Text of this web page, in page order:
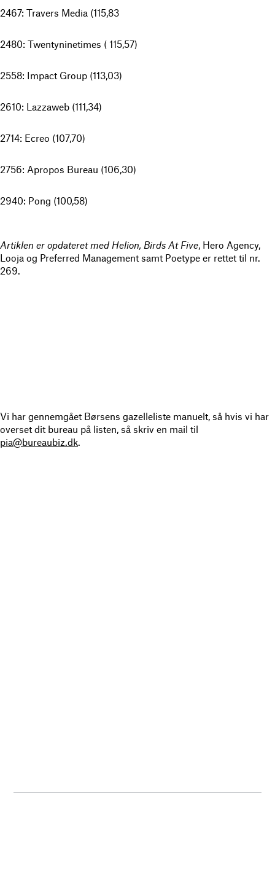
2467: Travers Media (115,83
2480: Twentyninetimes ( 115,57)
2558: Impact Group (113,03)
2610: Lazzaweb (111,34)
2714: Ecreo (107,70)
2756: Apropos Bureau (106,30)
2940: Pong (100,58)
Artiklen er opdateret med Helion, Birds At Five, Hero Agency,
Looja og Preferred Management samt Poetype er rettet til nr.
269.
Vi har gennemgået Børsens gazelleliste manuelt, så hvis vi har
overset dit bureau på listen, så skriv en mail til
pia@bureaubiz.dk.